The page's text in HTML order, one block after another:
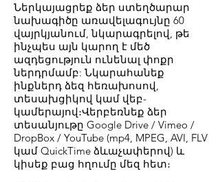
Ներկայացրեք ձեր ստեղծարար
նախագիծը առավելագույնը 60
վայրկյանում, նկարագրելով, թե
ինչպես այն կարող է մեծ
ազդեցություն ունենալ փոքր
ներդրմամբ: Նկարահանեք
ինքներդ ձեզ հեռախոսով,
տեսախցիկով կամ վեբ-
կամերայով։Վերբեռնեք ձեր
տեսանյութը Google Drive / Vimeo /
DropBox / YouTube (mp4, MPEG, AVI, FLV
կամ QuickTime ձևաչափերով) և
կիսեք բաց հղումը մեզ հետ։